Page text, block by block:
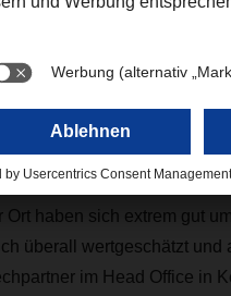
Der
ausfallen. Im Sommer
im Vertrieb und im
Augsburg im Controlling
haben sich extrem gut
überall wertgeschätzt und
im Head Office in